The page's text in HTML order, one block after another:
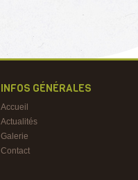
INFOS GÉNÉRALES
Accueil
Actualités
Galerie
Contact